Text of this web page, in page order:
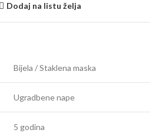
Dodaj na listu želja
Bijela / Staklena maska
Ugradbene nape
5 godina